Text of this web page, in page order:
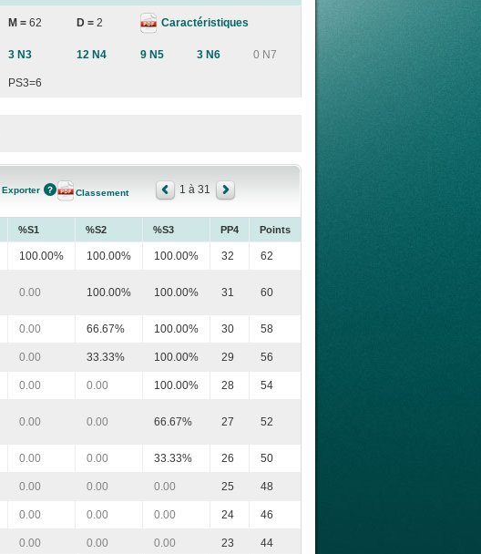
M = 62 D = 2 Caractéristiques
3 N3 12 N4 9 N5 3 N6 0 N7
PS3=6
Exporter Classement 1 à 31
%S1 %S2 %S3 PP4 Points
100.00% 100.00% 100.00% 32 62
0.00 100.00% 100.00% 31 60
0.00 66.67% 100.00% 30 58
0.00 33.33% 100.00% 29 56
0.00 0.00 100.00% 28 54
0.00 0.00 66.67% 27 52
0.00 0.00 33.33% 26 50
0.00 0.00 0.00 25 48
0.00 0.00 0.00 24 46
0.00 0.00 0.00 23 44